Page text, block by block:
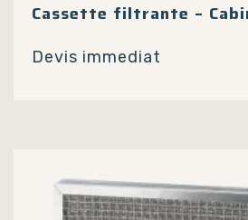
Cassette filtrante –
Devis immediat